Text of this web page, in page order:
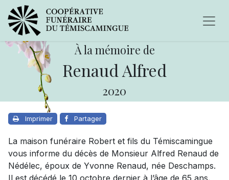
À la mémoire de
Renaud Alfred
2020
Imprimer Partager
La maison funéraire Robert et fils du Témiscamingue
vous informe du décès de Monsieur Alfred Renaud de
Nédélec, époux de Yvonne Renaud, née Deschamps.